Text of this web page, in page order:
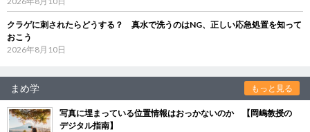
クラゲに刺されたらどうする？ 真水で洗うのはNG、正しい応急処置を知って
おこう
2026年8月10日
まめ学 もっと見る
写真に埋まっている位置情報はおっかないのか 【岡嶋教授の
デジタル指南】